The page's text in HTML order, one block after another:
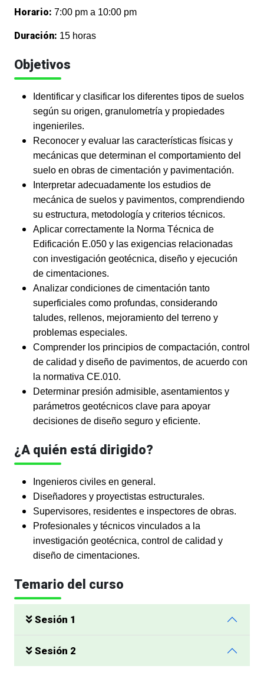
Horario: 7:00 pm a 10:00 pm
Duración: 15 horas
Objetivos
Identificar y clasificar los diferentes tipos de suelos
según su origen, granulometría y propiedades
ingenieriles.
Reconocer y evaluar las características físicas y
mecánicas que determinan el comportamiento del
suelo en obras de cimentación y pavimentación.
Interpretar adecuadamente los estudios de
mecánica de suelos y pavimentos, comprendiendo
su estructura, metodología y criterios técnicos.
Aplicar correctamente la Norma Técnica de
Edificación E.050 y las exigencias relacionadas
con investigación geotécnica, diseño y ejecución
de cimentaciones.
Analizar condiciones de cimentación tanto
superficiales como profundas, considerando
taludes, rellenos, mejoramiento del terreno y
problemas especiales.
Comprender los principios de compactación, control
de calidad y diseño de pavimentos, de acuerdo con
la normativa CE.010.
Determinar presión admisible, asentamientos y
parámetros geotécnicos clave para apoyar
decisiones de diseño seguro y eficiente.
¿A quién está dirigido?
Ingenieros civiles en general.
Diseñadores y proyectistas estructurales.
Supervisores, residentes e inspectores de obras.
Profesionales y técnicos vinculados a la
investigación geotécnica, control de calidad y
diseño de cimentaciones.
Temario del curso
Sesión 1
Sesión 2